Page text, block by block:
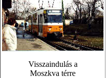
Visszaindulás a
Moszkva térre